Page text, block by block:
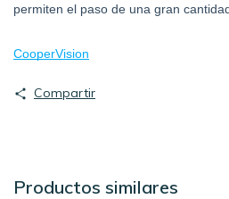
permiten el paso de una gran
CooperVision
Compartir
Productos similares